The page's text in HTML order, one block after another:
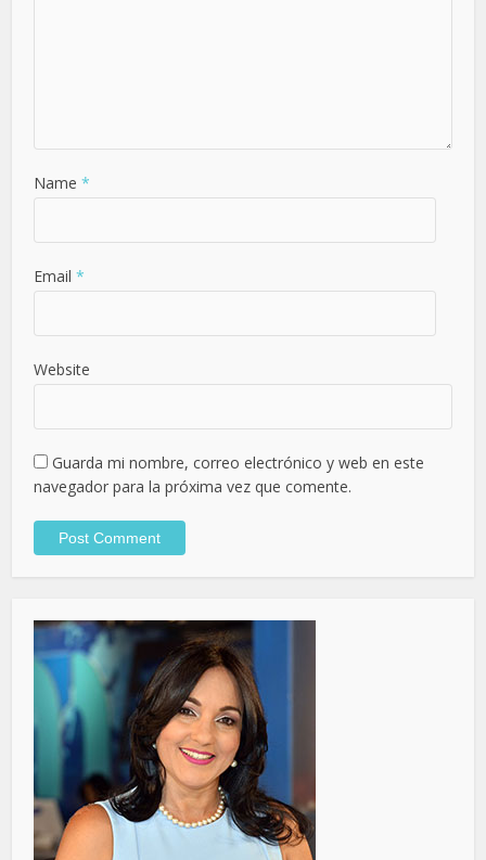
Name *
Email *
Website
Guarda mi nombre, correo electrónico y web en este
navegador para la próxima vez que comente.